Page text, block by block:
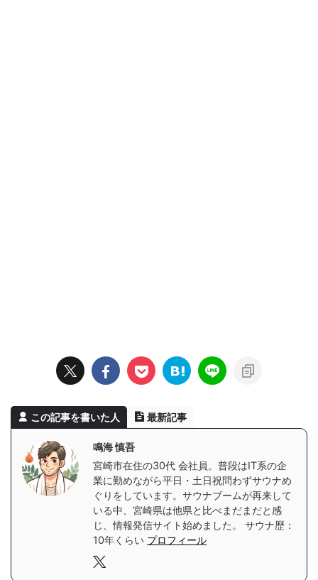
この記事を書いた人 最新記事
鳴海 慎吾
宮崎市在住の30代 会社員。普段はIT系の企
業に勤めながら平日・土日祝問わずサウナめ
ぐりをしています。サウナブームが再来して
いる中、宮崎県は他県と比べまだまだと感
じ、情報発信サイト始めました。 サウナ歴：
10年くらい プロフィール